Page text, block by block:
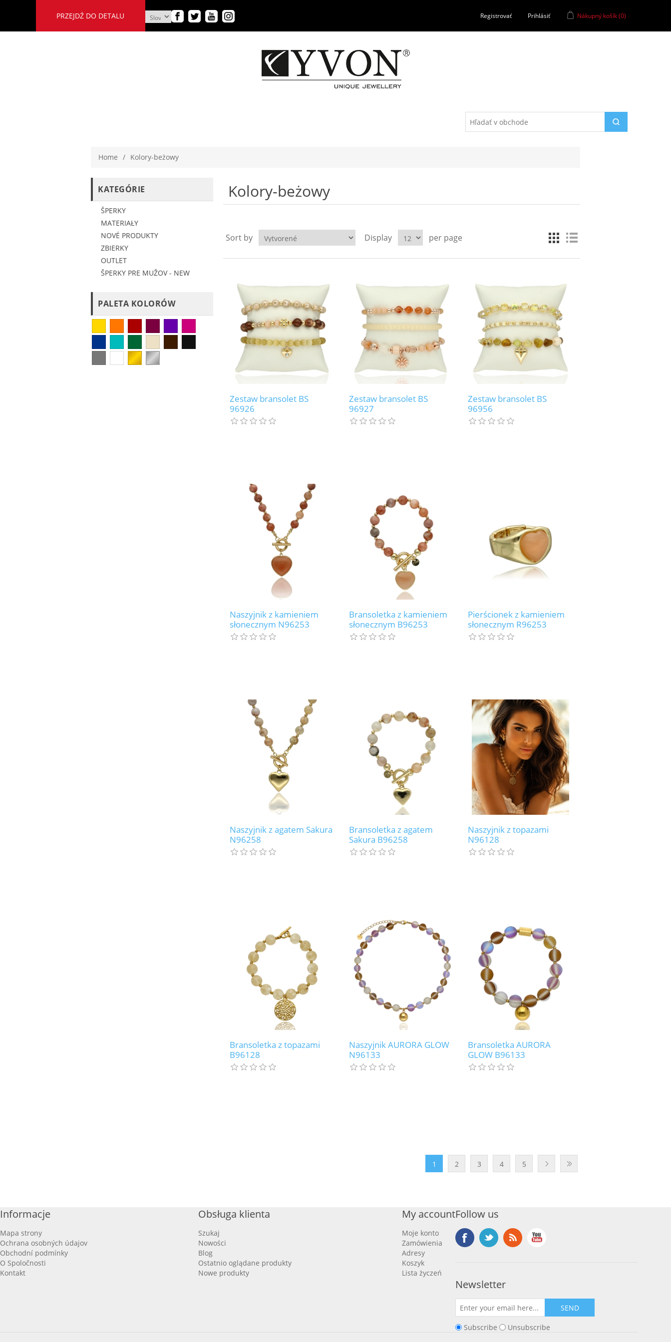
PRZEJDŹ DO DETALU Registrovať Prihlásiť Nákupný košík(0)
Home / Kolory-beżowy
KATEGÓRIE
ŠPERKY
MATERIAŁY
NOVÉ PRODUKTY
ZBIERKY
OUTLET
ŠPERKY PRE MUŽOV - NEW
PALETA KOLORÓW
Kolory-beżowy
Sort by Display per page
Zestaw bransolet BS
96926
Zestaw bransolet BS
96927
Zestaw bransolet BS
96956
Naszyjnik z kamieniem
słonecznym N96253
Bransoletka z kamieniem
słonecznym B96253
Pierścionek z kamieniem
słonecznym R96253
Naszyjnik z agatem Sakura
N96258
Bransoletka z agatem
Sakura B96258
Naszyjnik z topazami
N96128
Bransoletka z topazami
B96128
Naszyjnik AURORA GLOW
N96133
Bransoletka AURORA
GLOW B96133
1 2 3 4 5
Informacje
Mapa strony
Ochrana osobných údajov
Obchodní podmínky
O Spoločnosti
Kontakt
Obsługa klienta
Szukaj
Nowości
Blog
Ostatnio oglądane produkty
Nowe produkty
My account
Moje konto
Zamówienia
Adresy
Koszyk
Lista życzeń
Follow us
Newsletter
SEND
Subscribe Unsubscribe